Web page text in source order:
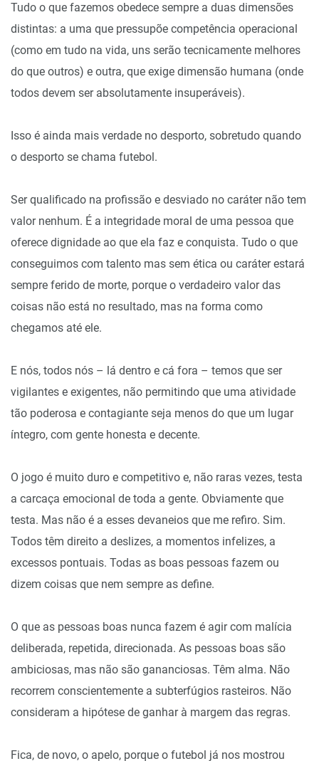
Tudo o que fazemos obedece sempre a duas dimensões
distintas: a uma que pressupõe competência operacional
(como em tudo na vida, uns serão tecnicamente melhores
do que outros) e outra, que exige dimensão humana (onde
todos devem ser absolutamente insuperáveis).
Isso é ainda mais verdade no desporto, sobretudo quando
o desporto se chama futebol.
Ser qualificado na profissão e desviado no caráter não tem
valor nenhum. É a integridade moral de uma pessoa que
oferece dignidade ao que ela faz e conquista. Tudo o que
conseguimos com talento mas sem ética ou caráter estará
sempre ferido de morte, porque o verdadeiro valor das
coisas não está no resultado, mas na forma como
chegamos até ele.
E nós, todos nós – lá dentro e cá fora – temos que ser
vigilantes e exigentes, não permitindo que uma atividade
tão poderosa e contagiante seja menos do que um lugar
íntegro, com gente honesta e decente.
O jogo é muito duro e competitivo e, não raras vezes, testa
a carcaça emocional de toda a gente. Obviamente que
testa. Mas não é a esses devaneios que me refiro. Sim.
Todos têm direito a deslizes, a momentos infelizes, a
excessos pontuais. Todas as boas pessoas fazem ou
dizem coisas que nem sempre as define.
O que as pessoas boas nunca fazem é agir com malícia
deliberada, repetida, direcionada. As pessoas boas são
ambiciosas, mas não são gananciosas. Têm alma. Não
recorrem conscientemente a subterfúgios rasteiros. Não
consideram a hipótese de ganhar à margem das regras.
Fica, de novo, o apelo, porque o futebol já nos mostrou